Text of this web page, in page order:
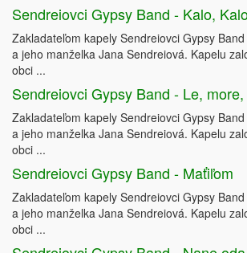
Sendreiovci Gypsy Band - Kalo,
Zakladateľom kapely Sendreiovci Gypsy
a jeho manželka Jana Sendreiová. Kapelu
obci ...
Sendreiovci Gypsy Band - Le,
Zakladateľom kapely Sendreiovci Gypsy
a jeho manželka Jana Sendreiová. Kapelu
obci ...
Sendreiovci Gypsy Band - Maťiľom
Zakladateľom kapely Sendreiovci Gypsy
a jeho manželka Jana Sendreiová. Kapelu
obci ...